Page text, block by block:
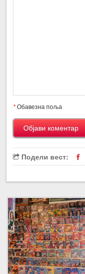
*Обавезна поља
Подели вест: